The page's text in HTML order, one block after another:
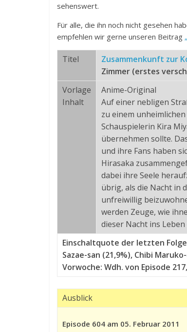
sehenswert.
Für alle, die ihn noch nicht gesehen
empfehlen wir gerne unseren Beitrag
Titel Zusammenkunft zur
Zimmer (erstes
Vorlage
Inhalt
Anime-Original
Auf einer nebligen
zu einem
Schauspielerin Kira
übernehmen sollte.
und ihre Fans haben
Hirasaka
dabei ihre Seele
übrig, als die Nacht in
unfreiwillig
werden Zeuge, wie
dieser Nacht ins
Einschaltquote der letzten Folge
Sazae-san (21,9%), Chibi
Vorwoche: Wdh. von Episode
Ausblick
Episode 604 am 05. Februar 2011